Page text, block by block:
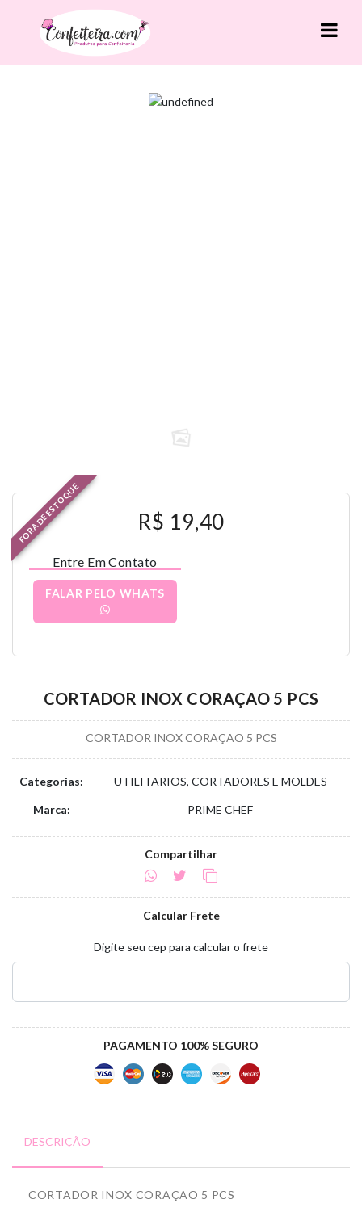
FORA DE ESTOQUE R$ 19,40
Entre Em Contato
FALAR PELO WHATS
CORTADOR INOX CORAÇAO 5 PCS
CORTADOR INOX CORAÇAO 5 PCS
Categorias: UTILITARIOS, CORTADORES E MOLDES
Marca: PRIME CHEF
Compartilhar
Calcular Frete
Digite seu cep para calcular o frete
PAGAMENTO 100% SEGURO
DESCRIÇÃO
CORTADOR INOX CORAÇAO 5 PCS